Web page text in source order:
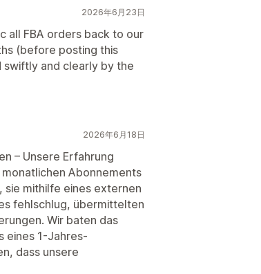
2026年6月23日
all FBA orders back to our
(before posting this
swiftly and clearly by the
2026年6月18日
– Unsere Erfahrung
Abonnements
mithilfe eines externen
fehlschlug, übermittelten
Wir baten das
eines 1-Jahres-
dass unsere